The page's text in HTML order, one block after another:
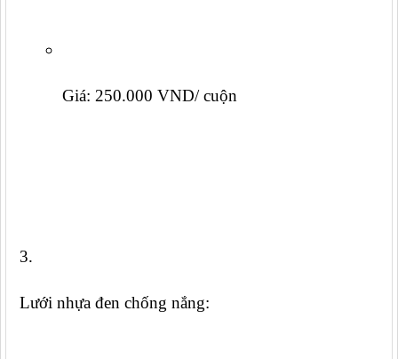
Giá: 250.000 VND/ cuộn
Lưới nhựa đen chống nắng: